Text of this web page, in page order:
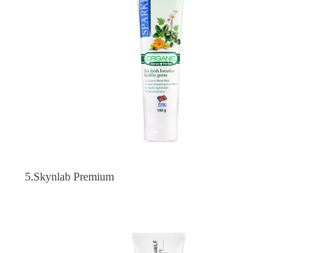
5.Skynlab Premium